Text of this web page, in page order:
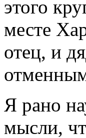
этого
месте
отец, и
Я рано
мысли,